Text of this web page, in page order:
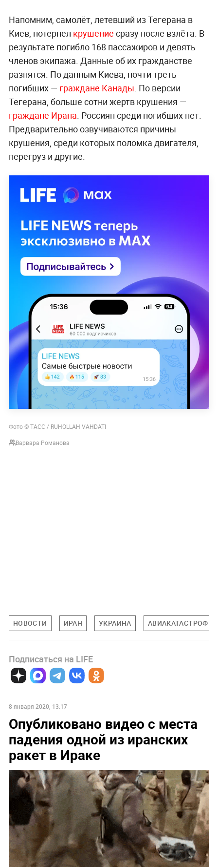
Напомним, самолёт, летевший из Тегерана в
Киев, потерпел крушение сразу после взлёта. В
результате погибло 168 пассажиров и девять
членов экипажа. Данные об их гражданстве
разнятся. По данным Киева, почти треть
погибших — граждане Канады . По версии
Тегерана, больше сотни жертв крушения —
граждане Ирана . Россиян среди погибших нет.
Предварительно озвучиваются причины
крушения, среди которых поломка двигателя,
перегруз и другие.
Фото © ТАСС / RUHOLLAH VAHDATI
Варвара Романова
НОВОСТИ ИРАН УКРАИНА АВИАКАТАСТРОФЫ
Подписаться на LIFE
8 января 2020, 13:17
Опубликовано видео с места
падения одной из иранских
ракет в Ираке